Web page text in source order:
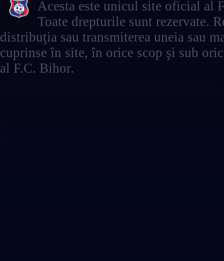
Acesta este unicul site oficial al
Toate drepturile sunt rezervate.
distribuţia sau transmiterea uneia sau
cuprinse în site, în orice scop şi sub
al F.C. Bihor.